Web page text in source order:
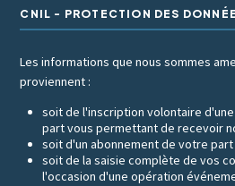
CNIL - PROTECTION DES
Les informations que nous sommes
proviennent :
soit de l'inscription volontaire
part vous permettant de recevoir
soit d'un abonnement de votre part
soit de la saisie complète de vos
l'occasion d'une opération